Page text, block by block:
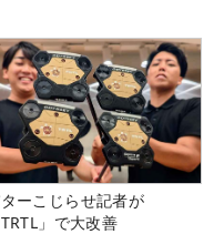
ーこじらせ記者が
TRTL」で大改善